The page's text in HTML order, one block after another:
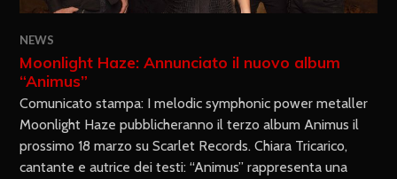
NEWS
Moonlight Haze: Annunciato il nuovo album
“Animus”
Comunicato stampa: I melodic symphonic power metaller
Moonlight Haze pubblicheranno il terzo album Animus il
prossimo 18 marzo su Scarlet Records. Chiara Tricarico,
cantante e autrice dei testi: “Animus” rappresenta una